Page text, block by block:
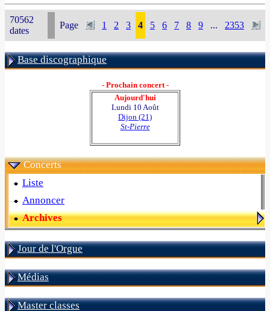
70562
dates
Page 1 2 3 4 5 6 7 8 9 ... 2353
Base discographique
- Prochain concert -
Aujourd'hui
Lundi 10 Août
Dijon (21)
St-Pierre
Concerts
Liste
Annoncer
Archives
Jour de l'Orgue
Médias
Master classes